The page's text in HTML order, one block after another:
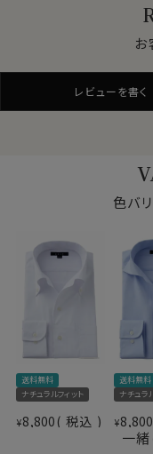
●通年快適な着用感
クールマックス®オー
きにはドライに、寒いと
通年着用するビジネス
肌離れのよいドライな
保つ吸水速乾のドライ
の特徴です。
●形態安定でお手入
着用時も洗濯後もシワ
洗濯後もほぼノーアイロ
わ性に優れた生地です
（形態安定性＝W＆W
仕様表
素材
ポリエステ
ドライ加工
（吸湿速乾
形態安定
お
レビューを書く
色バ
送料無料
ナチュラルフィット
¥8,800 税込
送料無料
ナチュラ
¥8,800
一